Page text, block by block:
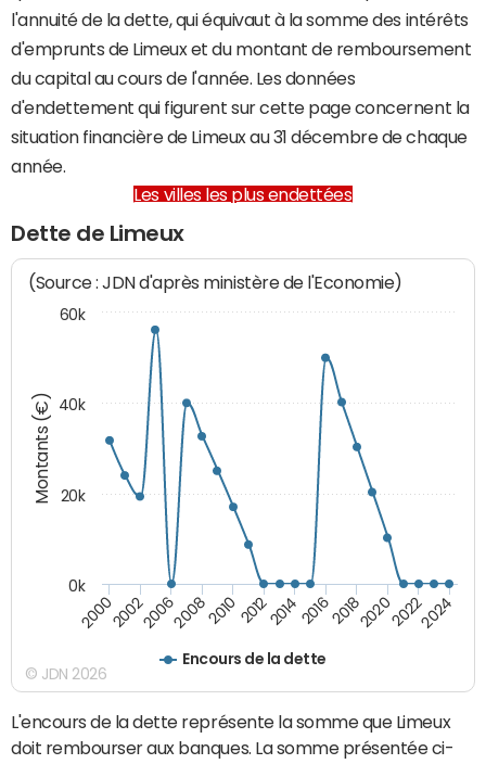
l'annuité de la dette, qui équivaut à la somme des intérêts
d'emprunts de Limeux et du montant de remboursement
du capital au cours de l'année. Les données
d'endettement qui figurent sur cette page concernent la
situation financière de Limeux au 31 décembre de chaque
année.
Les villes les plus endettées
Dette de Limeux
Montants (€)
(Source : JDN d'après ministère de l'Economie)
Encours de la dette
20002002200620082010 2012201420162018202020222024
0k
20k
40k
60k
© JDN 2026
L'encours de la dette représente la somme que Limeux
doit rembourser aux banques. La somme présentée ci-